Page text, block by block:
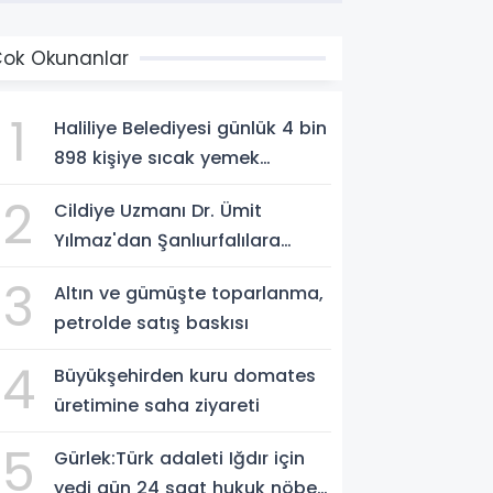
Okunanlar
1
Haliliye Belediyesi günlük 4 bin
898 kişiye sıcak yemek
2
Cildiye Uzmanı Dr. Ümit
Yılmaz'dan Şanlıurfalılara
Kış Koruyun"
3
Altın ve gümüşte toparlanma,
petrolde satış baskısı
4
Büyükşehirden kuru domates
üretimine saha ziyareti
5
Gürlek:Türk adaleti Iğdır için